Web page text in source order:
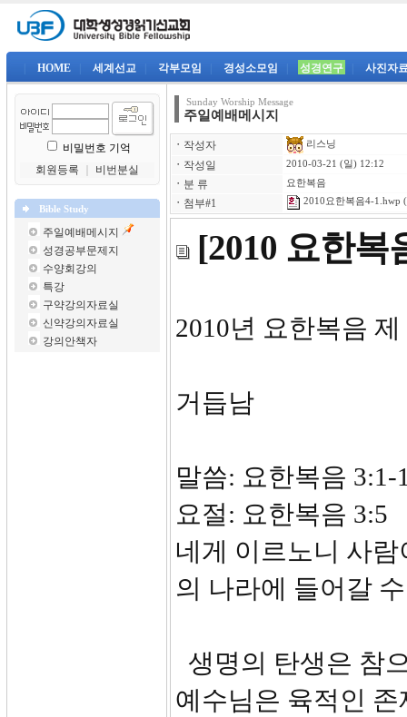
HOME 세계선교 각부모임 경성소모임 성경연구 사진자
비밀번호 기억
회원등록
비번분실
Bible Study
주일예배메시지
성경공부문제지
수양회강의
특강
구약강의자료실
신약강의자료실
강의안책자
Sunday Worship Message
주일예배메시지
ㆍ 작성자 리스닝
ㆍ 작성일 2010-03-21 (일) 12:12
ㆍ 분 류 요한복음
ㆍ 첨부#1 2010요한복음4-1.hwp
[2010 요한복
2010년 요한복음 제
거듭남
말씀: 요한복음 3:1-
요절: 요한복음 3:5
네게 이르노니 사
의 나라에 들어갈
생명의 탄생은 참
예수님은 육적인